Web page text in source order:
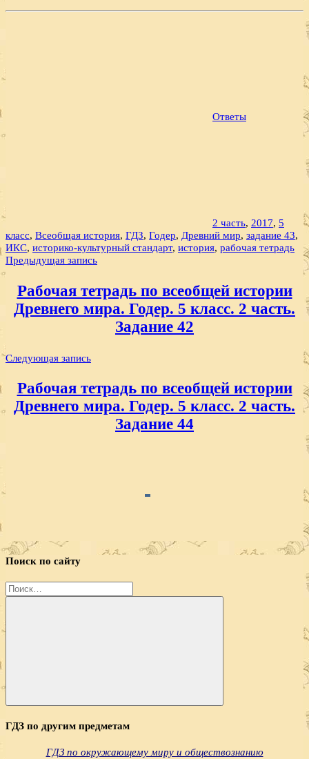
Ответы
2 часть, 2017, 5
класс, Всеобщая история, ГДЗ, Годер, Древний мир, задание 43,
ИКС, историко-культурный стандарт, история, рабочая тетрадь
Навигация
по
записям
Предыдущая запись
Рабочая тетрадь по всеобщей истории
Древнего мира. Годер. 5 класс. 2 часть.
Задание 42
Следующая запись
Рабочая тетрадь по всеобщей истории
Древнего мира. Годер. 5 класс. 2 часть.
Задание 44
Поиск по сайту
Найти:
Поиск
ГДЗ по другим предметам
ГДЗ по окружающему миру и обществознанию